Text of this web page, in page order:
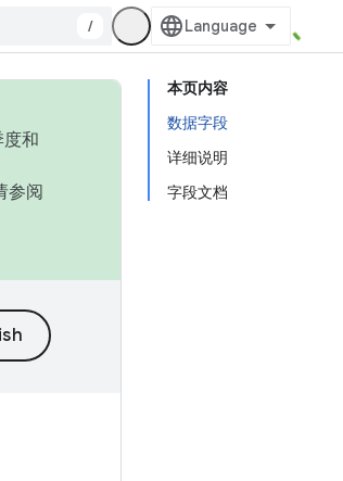
/
本页内容
数据字段
详细说明
字段文档
和
参阅